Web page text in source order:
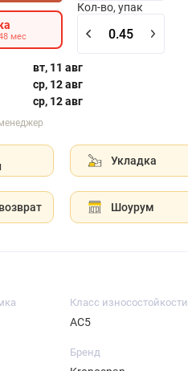
мес
Кол-во, упак
вт, 11 авг
ср, 12 авг
ср, 12 авг
Укладка
Шоурум
Класс износостойкости
AC5
Бренд